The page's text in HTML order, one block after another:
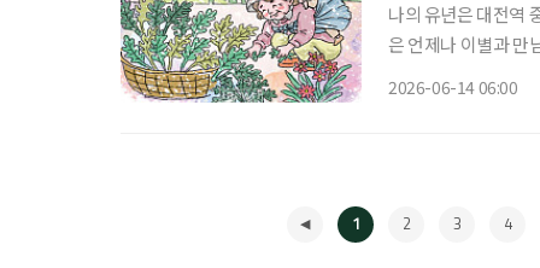
나의 유년은 대전역
은 언제나 이별과 만
2026-06-14 06:00
1 2 3 4